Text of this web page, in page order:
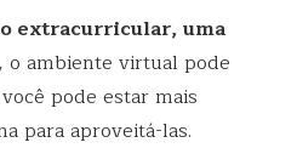
extracurricular, uma
, o ambiente virtual pode
pode estar mais
para aproveitá-las.